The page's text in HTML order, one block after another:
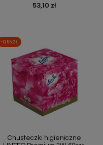
Cena
53,10 zł
Chusteczki higieniczne
-0,55 ZŁ